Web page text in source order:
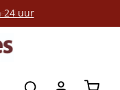
24 uur